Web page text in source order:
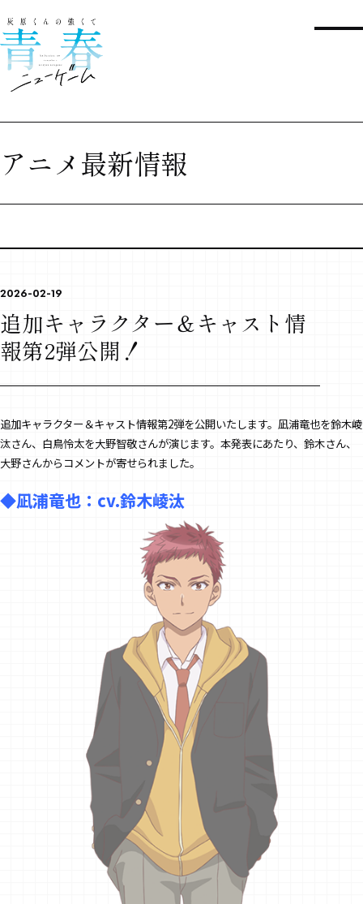
アニメ最新情報
2026-02-19
追加キャラクター＆キャスト情
報第2弾公開！
追加キャラクター＆キャスト情報第2弾を公開いたします。凪浦竜也を鈴木崚
汰さん、白鳥怜太を大野智敬さんが演じます。本発表にあたり、鈴木さん、
大野さんからコメントが寄せられました。
◆凪浦竜也：cv.鈴木崚汰